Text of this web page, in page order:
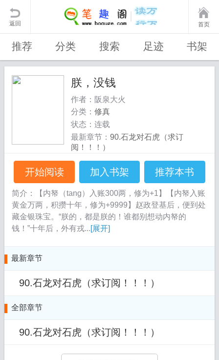
返回 首页
推荐 分类 搜索 足迹 书架
朕，没钱
作者：阪泉大火
分类： 修真
状态：连载
最新章节： 90.石龙对石虎（求订
阅！！！）
开始阅读 加入书架 推荐本书
简介：【内帑（tang）入账300两，修为+1】【内帑入账
黄金万两，积攒十年，修为+9999】赵政登基后，便到处
藏金银珠宝。“朕的，都是朕的！谁都别想动内帑的
钱！”十年后，外有戎...[展开]
最新章节
90.石龙对石虎（求订阅！！！）
全部章节
90.石龙对石虎（求订阅！！！）